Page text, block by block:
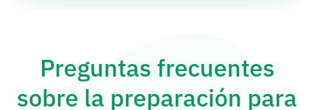
Preguntas frecuentes
sobre la preparación para